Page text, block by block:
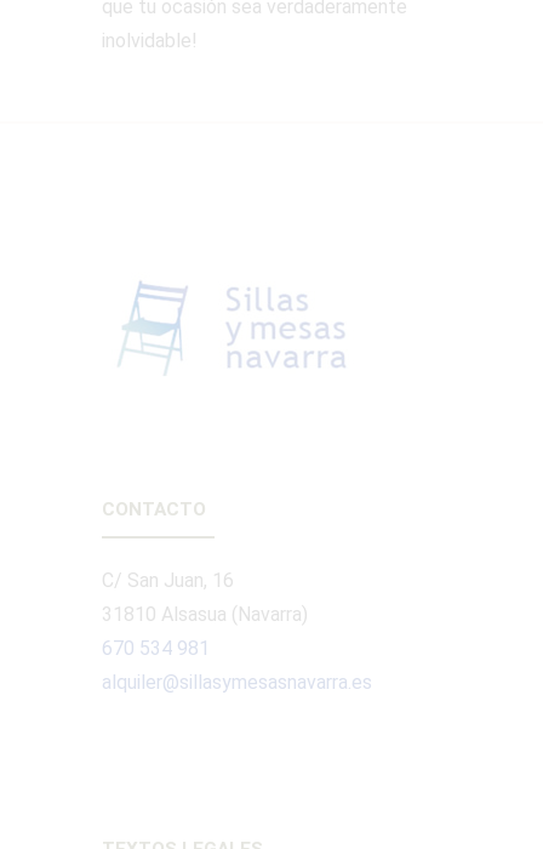
que tu ocasión sea verdaderamente
inolvidable!
CONTACTO
C/ San Juan, 16
31810 Alsasua (Navarra)
670 534 981
alquiler@sillasymesasnavarra.es